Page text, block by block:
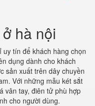
hà nội
uy tín để khách hàng chọn
dụng dành cho khách
sản xuất trên dây chuyền
Với những mẫu két sắt
vân tay, điên tử phù hợp
cho người dùng.